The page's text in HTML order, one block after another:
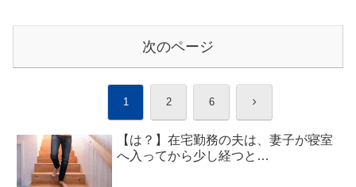
次のページ
1 2 6 次
へ
【は？】在宅勤務の夫は、妻子が寝室
へ入ってから少し経つと…